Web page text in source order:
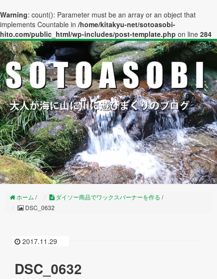
Warning: count(): Parameter must be an array or an object that
implements Countable in /home/kitakyu-net/sotoasobi-
hito.com/public_html/wp-includes/post-template.php on line 284
ホーム / ダイソー商品でワックスバーナーを作る /
DSC_0632
2017.11.29
DSC_0632